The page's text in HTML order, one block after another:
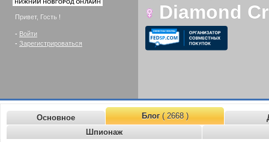
Привет, Гость !
- Войти
- Зарегистрироваться
Diamond
Основное Блог( 2668 )
Шпионаж